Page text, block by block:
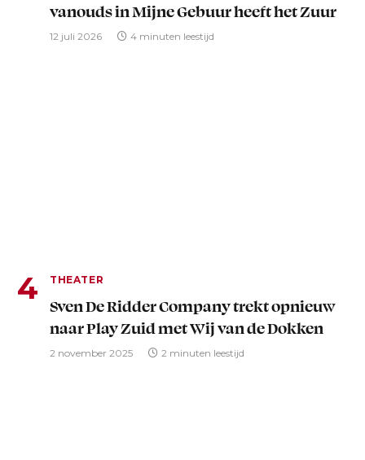
vanouds in Mijne Gebuur heeft het Zuur
12 juli 2026 4 minuten leestijd
THEATER
Sven De Ridder Company trekt opnieuw
naar Play Zuid met Wij van de Dokken
2 november 2025 2 minuten leestijd